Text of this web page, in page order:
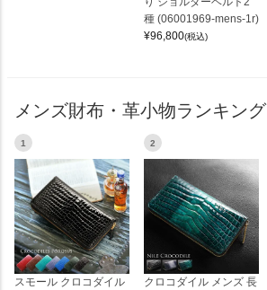
種 (06001969-mens-1r)
¥96,800(税込)
メンズ財布・革小物ランキング
1
スモール クロコダイル
2
クロコダイル メンズ 長